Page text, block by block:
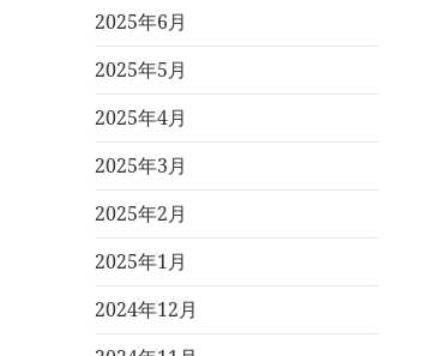
2025年6月
2025年5月
2025年4月
2025年3月
2025年2月
2025年1月
2024年12月